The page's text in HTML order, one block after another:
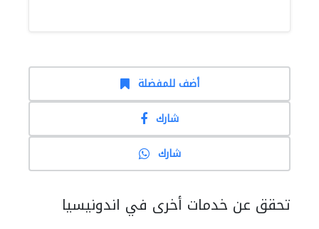
أضف للمفضلة
شارك
شارك
تحقق عن خدمات أخرى في اندونيسيا